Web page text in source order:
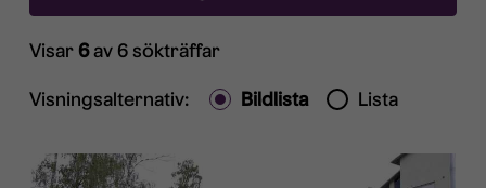
Visar 6av 6 sökträffar
Visningsalternativ: Bildlista Lista